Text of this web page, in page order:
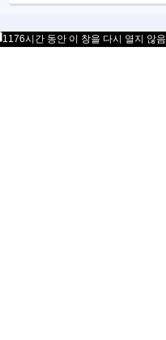
1176시간 동안 이 창을 다시 열지 않음